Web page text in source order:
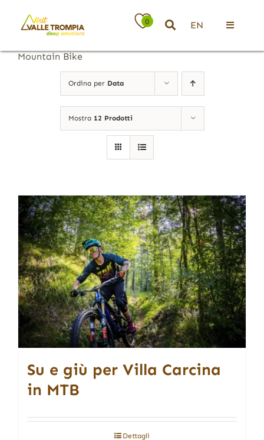
contenuto
0 EN
Toggle
Eventi
Mountain Bike
Ordina per Data
Mostra 12 Prodotti
Su e giù per Villa Carcina
in MTB
Dettagli